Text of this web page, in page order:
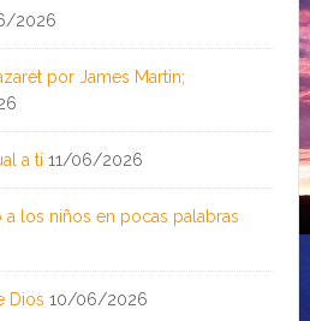
2026
por James Martin;
a ti 11/06/2026
a los niños en pocas palabras
Dios 10/06/2026